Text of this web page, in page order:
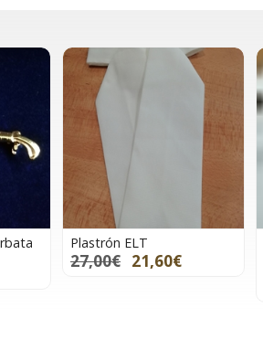
Plastrón FAIR PLAY
ANDREA CHIC con cristales
en color blanco talla M